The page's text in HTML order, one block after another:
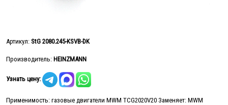
Артикул: StG 2080.245-KSVB-DK
Производитель: HEINZMANN
Узнать цену:
Применимость: газовые двигатели MWM TCG2020V20 Заменяет: MWM